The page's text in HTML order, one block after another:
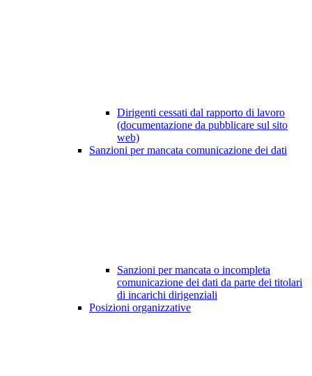
Dirigenti cessati dal rapporto di lavoro
(documentazione da pubblicare sul sito
web)
Sanzioni per mancata comunicazione dei dati
Sanzioni per mancata o incompleta
comunicazione dei dati da parte dei titolari
di incarichi dirigenziali
Posizioni organizzative